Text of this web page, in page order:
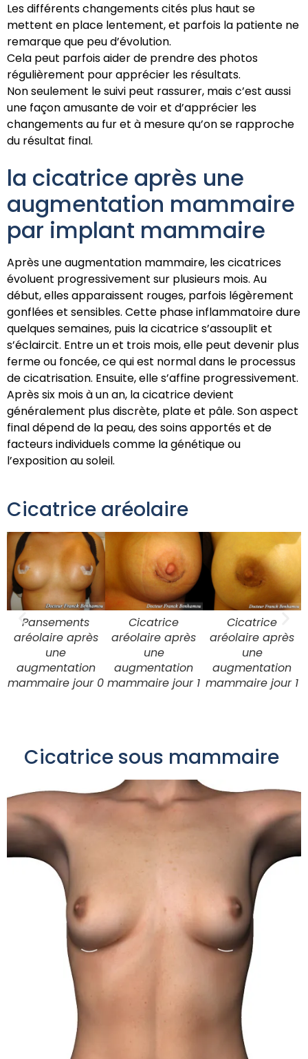
Les différents changements cités plus haut se
mettent en place lentement, et parfois la patiente ne
remarque que peu d’évolution.
Cela peut parfois aider de prendre des photos
régulièrement pour apprécier les résultats.
Non seulement le suivi peut rassurer, mais c’est aussi
une façon amusante de voir et d’apprécier les
changements au fur et à mesure qu’on se rapproche
du résultat final.
la cicatrice après une
augmentation mammaire
par implant mammaire
Après une augmentation mammaire, les cicatrices
évoluent progressivement sur plusieurs mois. Au
début, elles apparaissent rouges, parfois légèrement
gonflées et sensibles. Cette phase inflammatoire dure
quelques semaines, puis la cicatrice s’assouplit et
s’éclaircit. Entre un et trois mois, elle peut devenir plus
ferme ou foncée, ce qui est normal dans le processus
de cicatrisation. Ensuite, elle s’affine progressivement.
Après six mois à un an, la cicatrice devient
généralement plus discrète, plate et pâle. Son aspect
final dépend de la peau, des soins apportés et de
facteurs individuels comme la génétique ou
l’exposition au soleil.
Cicatrice aréolaire
Pansements
aréolaire après
une
augmentation
mammaire jour 0
Cicatrice
aréolaire après
une
augmentation
mammaire jour 1
Cicatrice
aréolaire après
une
augmentation
mammaire jour 1
Cicatrice sous mammaire